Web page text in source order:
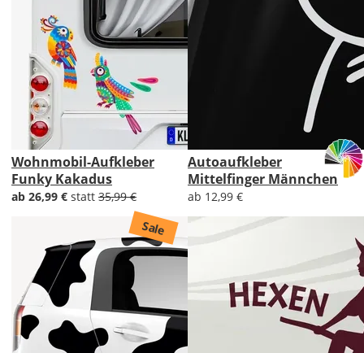
Wohnmobil-Aufkleber
Funky Kakadus
ab 26,99 € statt 35,99 €
Autoaufkleber
Mittelfinger Männchen
ab 12,99 €
Sale